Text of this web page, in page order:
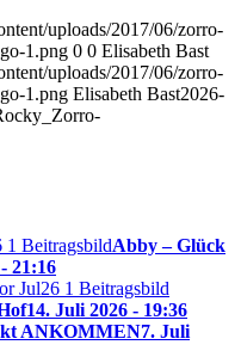
uploads/2017/06/zorro-
1.png 0 0 Elisabeth Bast
uploads/2017/06/zorro-
1.png Elisabeth Bast2026-
Abby – Glück
21:16
14. Juli 2026 - 19:36
ANKOMMEN7. Juli